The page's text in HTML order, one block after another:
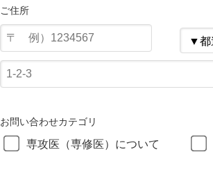
ご住所
お問い合わせカテゴリ
専攻医（専修医）について